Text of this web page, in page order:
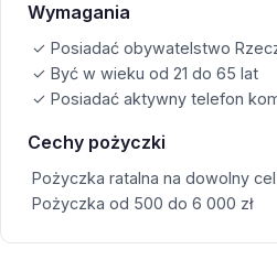
Wymagania
✓ Posiadać obywatelstwo
✓ Być w wieku od 21 do 65 lat
✓ Posiadać aktywny telefon
Cechy pożyczki
Pożyczka ratalna na dowolny cel
Pożyczka od 500 do 6 000 zł